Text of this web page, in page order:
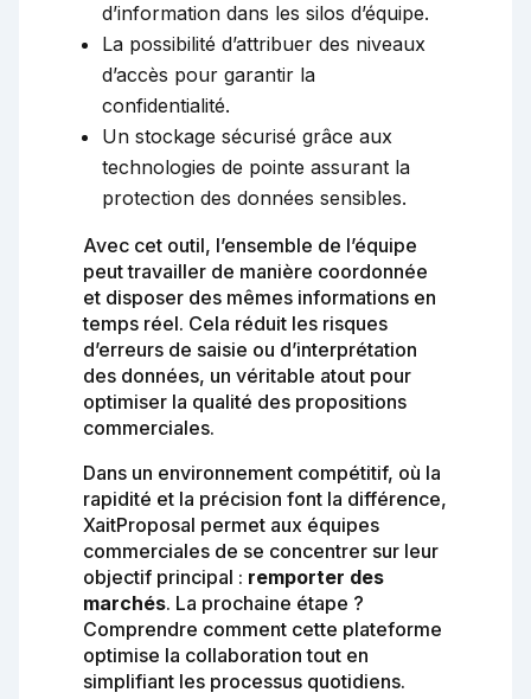
d’information dans les silos d’équipe.
La possibilité d’attribuer des niveaux
d’accès pour garantir la
confidentialité.
Un stockage sécurisé grâce aux
technologies de pointe assurant la
protection des données sensibles.
Avec cet outil, l’ensemble de l’équipe
peut travailler de manière coordonnée
et disposer des mêmes informations en
temps réel. Cela réduit les risques
d’erreurs de saisie ou d’interprétation
des données, un véritable atout pour
optimiser la qualité des propositions
commerciales.
Dans un environnement compétitif, où la
rapidité et la précision font la différence,
XaitProposal permet aux équipes
commerciales de se concentrer sur leur
objectif principal : remporter des
marchés. La prochaine étape ?
Comprendre comment cette plateforme
optimise la collaboration tout en
simplifiant les processus quotidiens.